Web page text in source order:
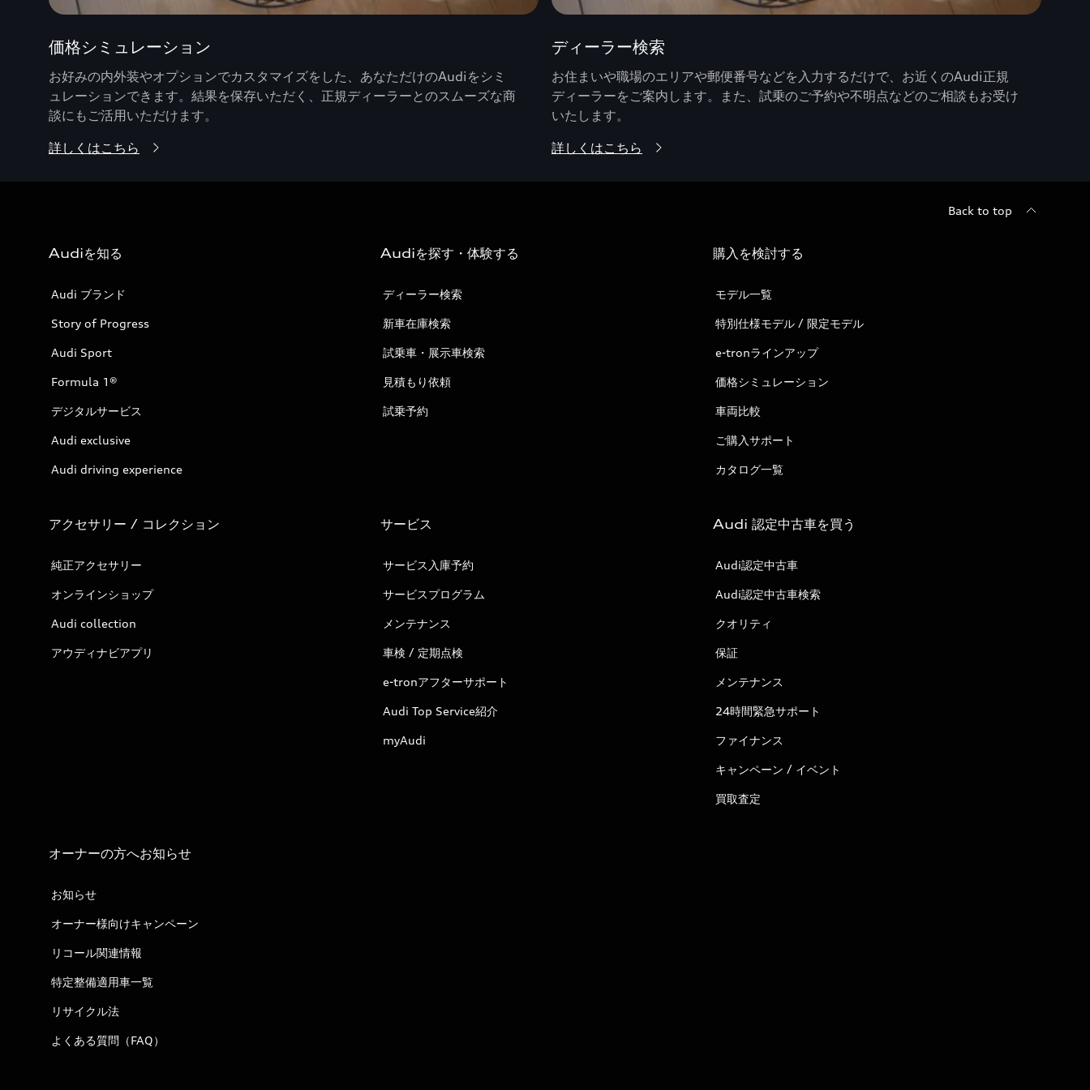
価格シミュレーション
お好みの内外装やオプションでカスタマイズをした、あなただけのAudiをシミ
ュレーションできます。結果を保存いただく、正規ディーラーとのスムーズな商
談にもご活用いただけます。
詳しくはこちら
ディーラー検索
お住まいや職場のエリアや郵便番号などを入力するだけで、お近くのAudi正規
ディーラーをご案内します。また、試乗のご予約や不明点などのご相談もお受け
いたします。
詳しくはこちら
Back to top
Audiを知る
Audi ブランド
Story of Progress
Audi Sport
Formula 1®
デジタルサービス
Audi exclusive
Audi driving experience
Audiを探す・体験する
ディーラー検索
新車在庫検索
試乗車・展示車検索
見積もり依頼
試乗予約
購入を検討する
モデル一覧
特別仕様モデル / 限定モデル
e-tronラインアップ
価格シミュレーション
車両比較
ご購入サポート
カタログ一覧
アクセサリー / コレクション
純正アクセサリー
オンラインショップ
Audi collection
アウディナビアプリ
サービス
サービス入庫予約
サービスプログラム
メンテナンス
車検 / 定期点検
e-tronアフターサポート
Audi Top Service紹介
myAudi
Audi 認定中古車を買う
Audi認定中古車
Audi認定中古車検索
クオリティ
保証
メンテナンス
24時間緊急サポート
ファイナンス
キャンペーン / イベント
買取査定
オーナーの方へお知らせ
お知らせ
オーナー様向けキャンペーン
リコール関連情報
特定整備適用車一覧
リサイクル法
よくある質問（FAQ）